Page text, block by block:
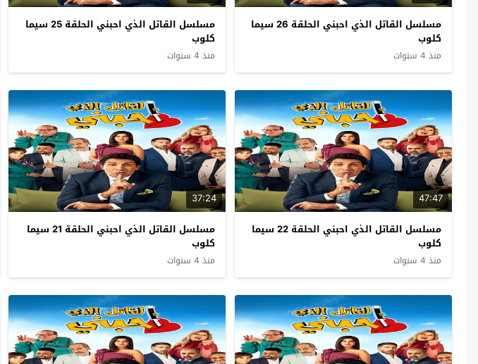
مسلسل القاتل الذي احبني الحلقة 26 سيما
كلوب
منذ 4 سنوات
مسلسل القاتل الذي احبني الحلقة 25 سيما
كلوب
منذ 4 سنوات
47:47
مسلسل القاتل الذي احبني الحلقة 22 سيما
كلوب
منذ 4 سنوات
37:24
مسلسل القاتل الذي احبني الحلقة 21 سيما
كلوب
منذ 4 سنوات